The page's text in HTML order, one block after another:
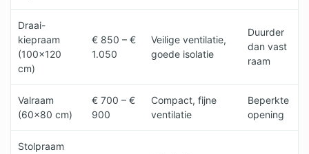
Draai-
kiepraam
(100×120
cm)
€ 850 – €
1.050
Veilige ventilatie,
goede isolatie
Duurder
dan vast
raam
Valraam
(60×80 cm)
€ 700 – €
900
Compact, fijne
ventilatie
Beperkte
opening
Stolpraam